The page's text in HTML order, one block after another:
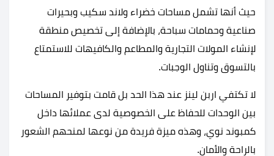
حيث أنها تشمل مساحات خضراء ولاند سكيب وبحيرات
صناعية وحمامات سباحة، بالإضافة إلى تخصيص منطقة
لإنشاء المولات التجارية والمطاعم والكافيهات للاستمتاع
بالتسوق وتناول الوجبات.
لا تكتفي اربن لينز عند هذا الحد بل قامت بتوفير المساحات
بين الوحدات للحفاظ على الخصوصية لدى عملائها داخل
كمبوند نوي، وهذه ميزة فريدة من نوعها لمنحهم الشعور
بالراحة والأمان.